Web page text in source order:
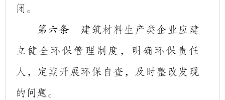
闭。
第六条 建筑材料生产类企业应建
立健全环保管理制度，明确环保责任
人，定期开展环保自查，及时整改发现
的问题。